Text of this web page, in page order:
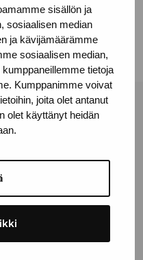
sisällön ja
sosiaalisen median
ja kävijämäärämme
sosiaalisen median,
tietoja
Kumppanimme voivat
joita olet antanut
olet käyttänyt heidän